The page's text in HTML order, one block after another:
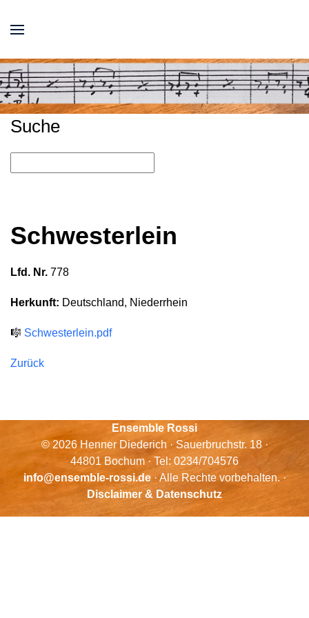
Suche
Schwesterlein
Lfd. Nr. 778
Herkunft: Deutschland, Niederrhein
🎼 Schwesterlein.pdf
Zurück
Ensemble Rossi
© 2026 Henner Diederich · Sauerbruchstr. 18 ·
44801 Bochum · Tel: 0234/704576
info@ensemble-rossi.de· Alle Rechte vorbehalten. ·
Disclaimer & Datenschutz